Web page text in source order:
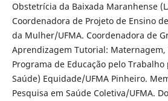
Obstetrícia da Baixada Maranhense
Coordenadora de Projeto de Ensino
da Mulher/UFMA. Coordenadora de
Aprendizagem Tutorial: Maternagem,
Programa de Educação pelo Trabalho
Saúde) Equidade/UFMA Pinheiro.
Pesquisa em Saúde Coletiva/UFMA.